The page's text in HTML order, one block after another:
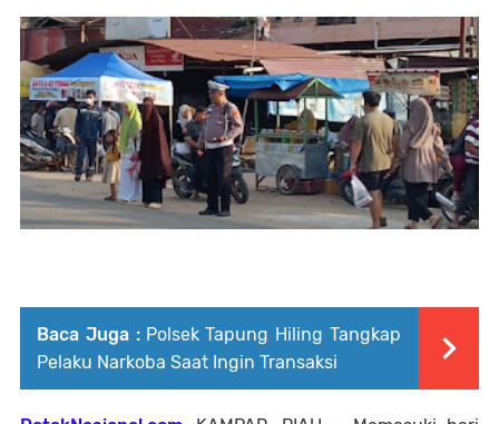
Baca Juga : Polsek Tapung Hiling Tangkap
Pelaku Narkoba Saat Ingin Transaksi